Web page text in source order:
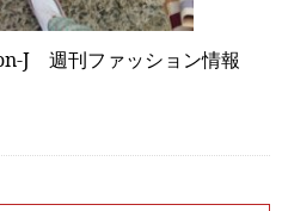
J 週刊ファッション情報